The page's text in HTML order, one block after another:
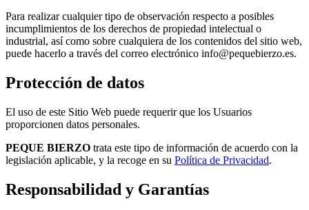
Para realizar cualquier tipo de observación respecto a posibles
incumplimientos de los derechos de propiedad intelectual o
industrial, así como sobre cualquiera de los contenidos del sitio web,
puede hacerlo a través del correo electrónico info@pequebierzo.es.
Protección de datos
El uso de este Sitio Web puede requerir que los Usuarios
proporcionen datos personales.
PEQUE BIERZO trata este tipo de información de acuerdo con la
legislación aplicable, y la recoge en su Política de Privacidad.
Responsabilidad y Garantías